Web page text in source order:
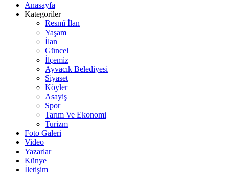
Anasayfa
Kategoriler
Resmî İlan
Yaşam
İlan
Güncel
İlçemiz
Ayvacık Belediyesi
Siyaset
Köyler
Asayiş
Spor
Tarım Ve Ekonomi
Turizm
Foto Galeri
Video
Yazarlar
Künye
İletişim